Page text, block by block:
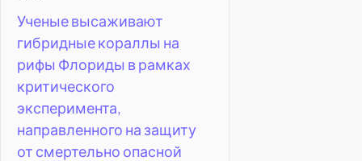
Ученые высаживают
гибридные кораллы на
рифы Флориды в рамках
критического
эксперимента,
направленного на защиту
от смертельно опасной